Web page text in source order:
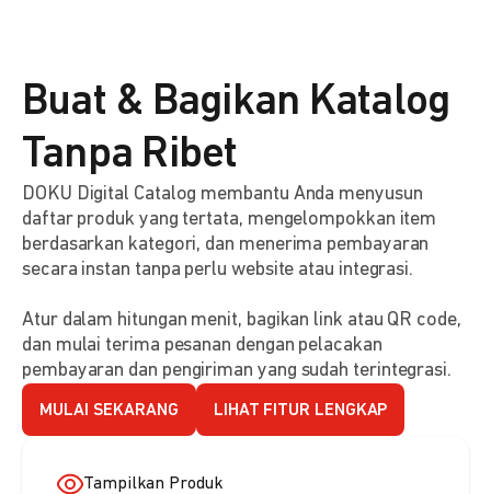
Buat & Bagikan Katalog
Tanpa Ribet
DOKU Digital Catalog membantu Anda menyusun
daftar produk yang tertata, mengelompokkan item
berdasarkan kategori, dan menerima pembayaran
secara instan tanpa perlu website atau integrasi.
Atur dalam hitungan menit, bagikan link atau QR code,
dan mulai terima pesanan dengan pelacakan
pembayaran dan pengiriman yang sudah terintegrasi.
MULAI SEKARANG LIHAT FITUR LENGKAP
Tampilkan Produk